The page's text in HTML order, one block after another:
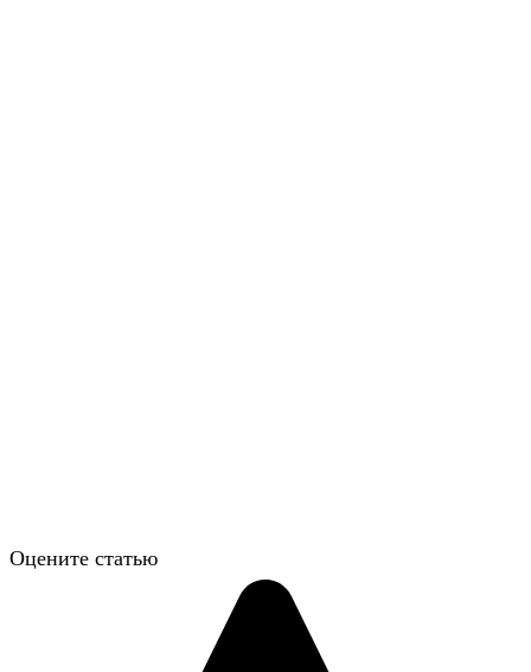
Оцените статью